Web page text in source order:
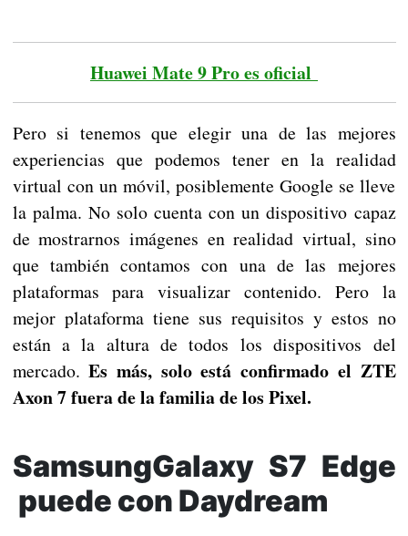
Huawei Mate 9 Pro es oficial
Pero si tenemos que elegir una de las mejores
experiencias que podemos tener en la realidad
virtual con un móvil, posiblemente Google se lleve
la palma. No solo cuenta con un dispositivo capaz
de mostrarnos imágenes en realidad virtual, sino
que también contamos con una de las mejores
plataformas para visualizar contenido. Pero la
mejor plataforma tiene sus requisitos y estos no
están a la altura de todos los dispositivos del
mercado. Es más, solo está confirmado el ZTE
Axon 7 fuera de la familia de los Pixel.
SamsungGalaxy S7 Edge
puede con Daydream